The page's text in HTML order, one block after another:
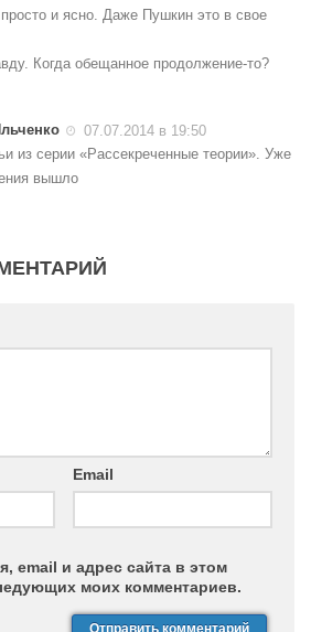
и ясно. Даже Пушкин это в свое
Когда обещанное продолжение-то?
07.07.2014 в 19:50
из серии «Рассекреченные теории». Уже
вышло
Email
email и адрес сайта в этом
моих комментариев.